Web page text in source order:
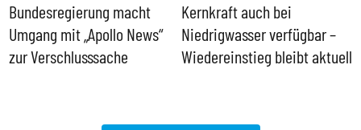
Bundesregierung macht
Umgang mit „Apollo News“
zur Verschlusssache
Kernkraft auch bei
Niedrigwasser verfügbar –
Wiedereinstieg bleibt aktuell